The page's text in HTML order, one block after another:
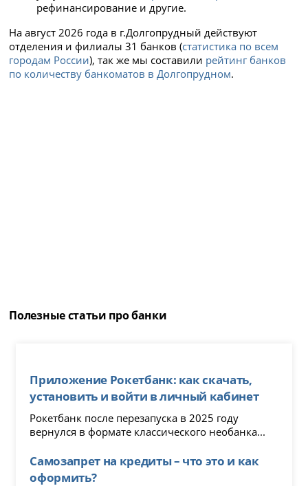
рефинансирование и другие.
На август 2026 года в г.Долгопрудный действуют
отделения и филиалы 31 банков (статистика по всем
городам России), так же мы составили рейтинг банков
по количеству банкоматов в Долгопрудном.
Полезные статьи про банки
Приложение Рокетбанк: как скачать,
установить и войти в личный кабинет
Рокетбанк после перезапуска в 2025 году
вернулся в формате классического необанка...
Самозапрет на кредиты – что это и как
оформить?